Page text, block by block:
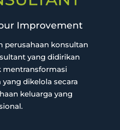
Improvement
perusahaan konsultan
yang didirikan
dikelola secara
keluarga yang